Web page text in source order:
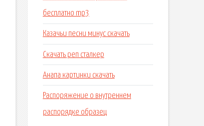
бесплатно mp3
Казачьи песни минус скачать
Скачать реп сталкер
Анапа картинки скачать
Распоряжение о внутреннем
распорядке образец